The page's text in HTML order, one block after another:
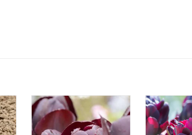
Mei, zwart, 50-60 cm
Laat bloeiend, fluweelzwarte
bloemen
Mei, diep
Dubbel